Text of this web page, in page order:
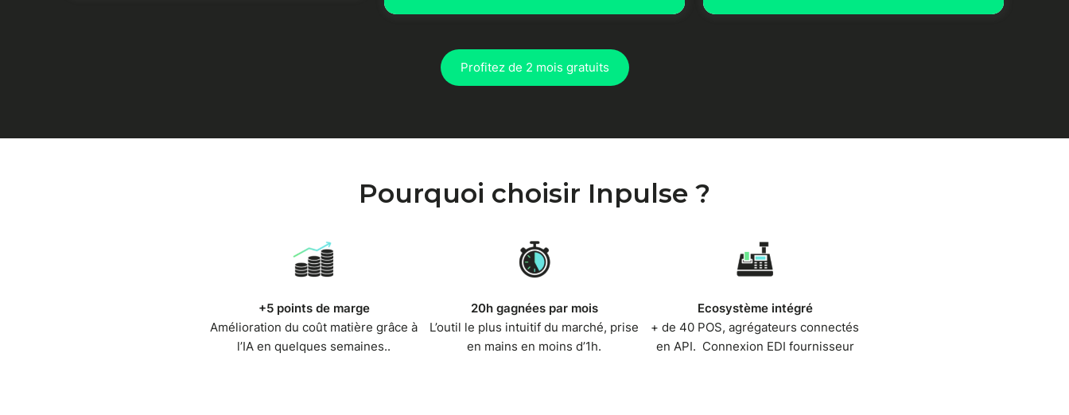
Profitez de 2 mois gratuits
Pourquoi choisir Inpulse ?
+5 points de marge
Amélioration du coût matière grâce à
l’IA en quelques semaines..
20h gagnées par mois
L’outil le plus intuitif du marché, prise
en mains en moins d’1h.
Ecosystème intégré
+ de 40 POS, agrégateurs connectés
en API. Connexion EDI fournisseur